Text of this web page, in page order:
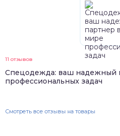
11 отзывов
Спецодежда: ваш надежный
профессиональных задач
Смотреть все отзывы на товары